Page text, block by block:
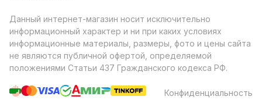
Данный интернет-магазин носит исключительно
информационный характер и ни при каких условиях
информационные материалы, размеры, фото и цены сайта
не являются публичной офертой, определяемой
положениями Статьи 437 Гражданского кодекса РФ.
Конфиденциальность